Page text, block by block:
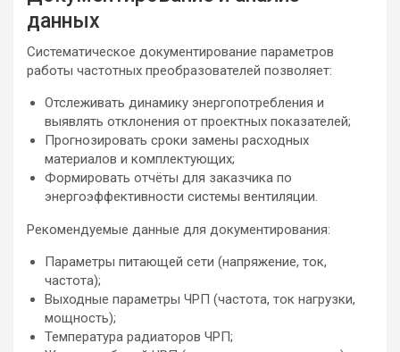
данных
Систематическое документирование параметров
работы частотных преобразователей позволяет:
Отслеживать динамику энергопотребления и
выявлять отклонения от проектных показателей;
Прогнозировать сроки замены расходных
материалов и комплектующих;
Формировать отчёты для заказчика по
энергоэффективности системы вентиляции.
Рекомендуемые данные для документирования:
Параметры питающей сети (напряжение, ток,
частота);
Выходные параметры ЧРП (частота, ток нагрузки,
мощность);
Температура радиаторов ЧРП;